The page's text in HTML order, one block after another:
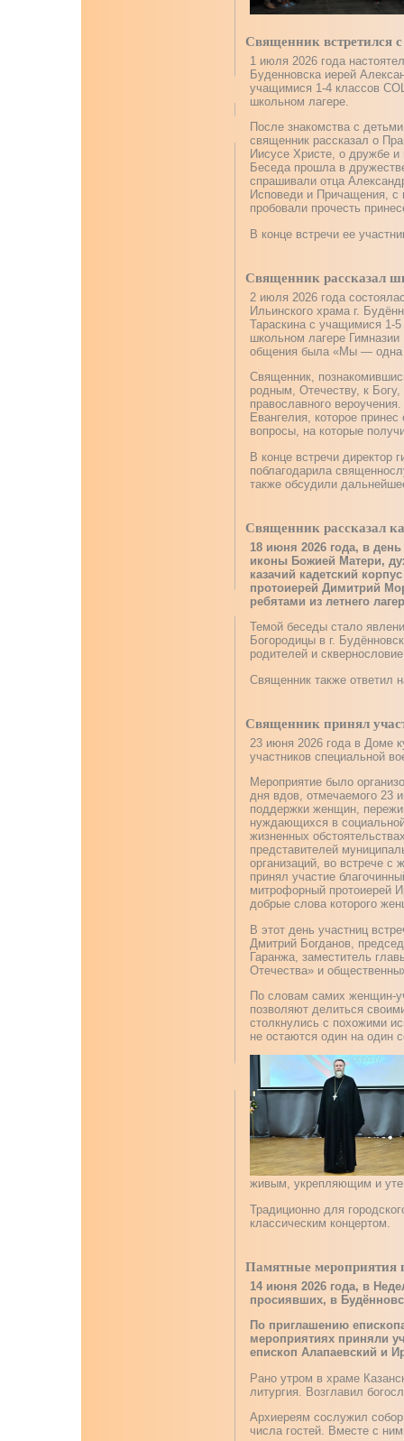
Священник встретился
1 июля 2026 года
Буденновска иерей
учащимися 1-4 классов
школьном лагере.
После знакомства с
священник рассказал о
Иисусе Христе, о дружбе
Беседа прошла в
спрашивали отца
Исповеди и Причащения, с
пробовали прочесть
В конце встречи ее
Священник рассказал
2 июля 2026 года
Ильинского храма г.
Тараскина с учащимися 1-
школьном лагере
общения была «Мы — одна
Священник,
родным, Отечеству, к Богу,
православного
Евангелия, которое
вопросы, на которые
В конце встречи директор
поблагодарила
также обсудили
Священник рассказал
18 июня 2026 года, в
иконы Божией Матери,
казачий кадетский
протоиерей Димитрий
ребятами из летнего
Темой беседы стало
Богородицы в г.
родителей и
Священник также ответил
Священник принял
23 июня 2026 года в Доме
участников специальной
Мероприятие было
дня вдов, отмечаемого 23
поддержки женщин,
нуждающихся в
жизненных
представителей
организаций, во встрече
принял участие
митрофорный протоиерей
добрые слова которого
В этот день участниц
Дмитрий Богданов,
Гаранжа, заместитель
Отечества» и
По словам самих женщин-
позволяют делиться
столкнулись с похожими
не остаются один на один
живым, укрепляющим и
Традиционно для
классическим концертом.
Памятные мероприятия
14 июня 2026 года, в
просиявших, в
По приглашению
мероприятиях приняли
епископ Алапаевский и
Рано утром в храме
литургия. Возглавил
Архиереям сослужил
числа гостей. Вместе с